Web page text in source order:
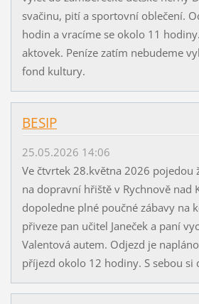
svačinu, pití a sportovní oblečení.
hodin a vracíme se okolo 11
aktovek. Peníze zatím nebudeme
fond kultury.
BESIP
25.05.2026 14:06
Ve čtvrtek 28.května 2026 pojedou
na dopravní hřiště v Rychnově nad
dopoledne plné poučné zábavy na
přiveze pan učitel Janeček a paní
Valentová autem. Odjezd je
příjezd okolo 12 hodiny. S sebou si